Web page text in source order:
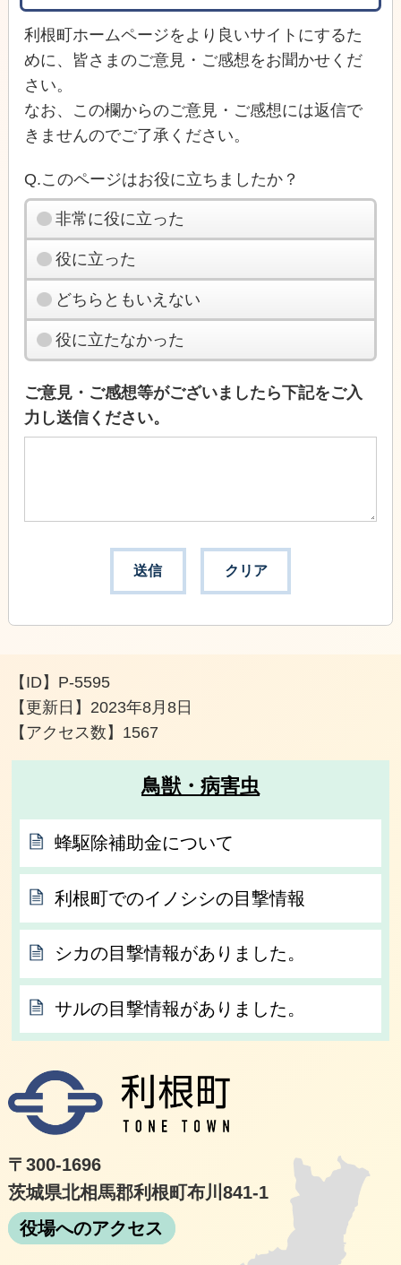
利根町ホームページをより良いサイトにするた
めに、皆さまのご意見・ご感想をお聞かせくだ
さい。
なお、この欄からのご意見・ご感想には返信で
きませんのでご了承ください。
Q.このページはお役に立ちましたか？
非常に役に立った
役に立った
どちらともいえない
役に立たなかった
ご意見・ご感想等がございましたら下記をご入
力し送信ください。
【ID】 P-5595
【更新日】 2023年8月8日
【アクセス数】 1567
鳥獣・病害虫
蜂駆除補助金について
利根町でのイノシシの目撃情報
シカの目撃情報がありました。
サルの目撃情報がありました。
〒300-1696
茨城県北相馬郡利根町布川841-1
役場へのアクセス